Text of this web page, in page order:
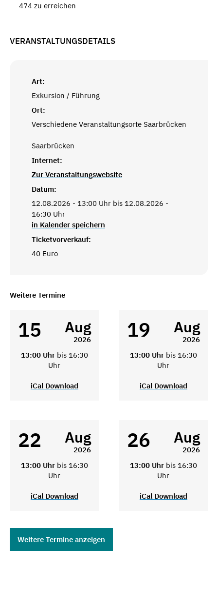
474 zu erreichen
VERANSTALTUNGSDETAILS
Art:
Exkursion / Führung
Ort:
Verschiedene Veranstaltungsorte Saarbrücken
Saarbrücken
Internet:
Zur Veranstaltungswebsite
Datum:
12.08.2026 - 13:00 Uhr bis 12.08.2026 -
16:30 Uhr
in Kalender speichern
Ticketvorverkauf:
40 Euro
Weitere Termine
15 Aug
2026
13:00 Uhr bis 16:30
Uhr
iCal Download
19 Aug
2026
13:00 Uhr bis 16:30
Uhr
iCal Download
22 Aug
2026
13:00 Uhr bis 16:30
Uhr
iCal Download
26 Aug
2026
13:00 Uhr bis 16:30
Uhr
iCal Download
Weitere Termine anzeigen